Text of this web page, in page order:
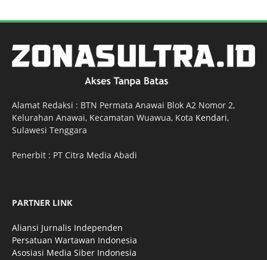
Alamat Redaksi : BTN Permata Anawai Blok A2 Nomor 2,
Kelurahan Anawai, Kecamatan Wuawua, Kota Kendari,
Sulawesi Tenggara
Penerbit : PT Citra Media Abadi
PARTNER LINK
Aliansi Jurnalis Independen
Persatuan Wartawan Indonesia
Asosiasi Media Siber Indonesia